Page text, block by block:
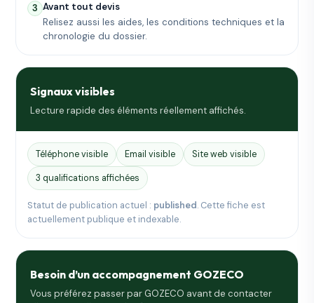
3 Avant tout devis
Relisez aussi les aides, les conditions techniques et la
chronologie du dossier.
Signaux visibles
Lecture rapide des éléments réellement affichés.
Téléphone visible Email visible
Site web visible
3 qualifications affichées
Statut de publication actuel : published. Cette fiche est
actuellement publique et indexable.
Besoin d’un accompagnement GOZECO
Vous préférez passer par GOZECO avant de contacter